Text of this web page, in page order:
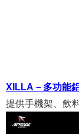
XILLA－多功能
提供手機架、飲